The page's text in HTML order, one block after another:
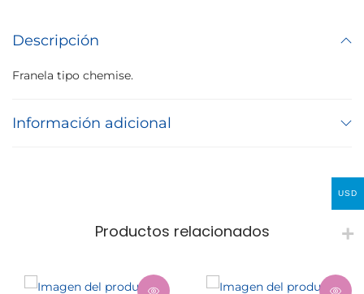
Descripción
Franela tipo chemise.
Información adicional
Productos relacionados
USD